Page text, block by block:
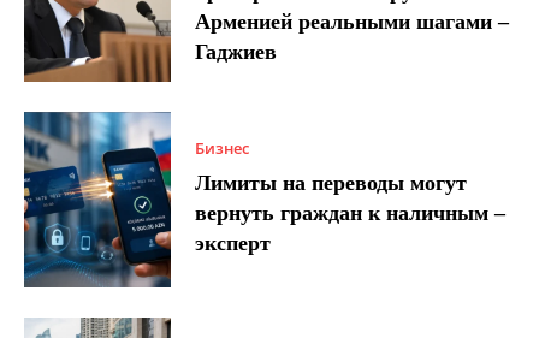
Арменией реальными шагами –
Гаджиев
Бизнес
Лимиты на переводы могут
вернуть граждан к наличным –
эксперт